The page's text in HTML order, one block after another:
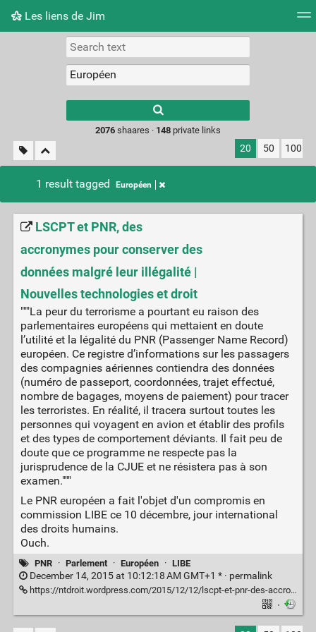
Les liens de Jim
Picture wall
results.
2076shaares · 148private links
20 50 100
1 result tagged Européen
LSCPT et PNR, des
accronymes pour conserver des
données malgré leur illégalité |
Nouvelles technologies et droit
"""La peur du terrorisme a pourtant eu raison des
parlementaires européens qui mettaient en doute
l’utilité et la légalité du PNR (Passenger Name Record)
européen. Ce registre d’informations sur les passagers
des compagnies aériennes contiendra des données
(numéro de passeport, coordonnées, trajet effectué,
nombre de bagages, moyens de paiement) pour tracer
les terroristes. En réalité, il tracera surtout toutes les
personnes qui voyagent en avion et établir des profils
et des types de comportement déviants. Il fait peu de
doute que ce programme ne respecte pas la
jurisprudence de la CJUE et ne résistera pas à son
examen."""
Le PNR européen a fait l'objet d'un compromis en
commission LIBE ce 10 décembre, jour international
des droits humains.
Ouch.
PNR · Parlement · Européen · LIBE
December 14, 2015 at 10:12:18 AM GMT+1 * · permalink
https://ntdroit.wordpress.com/2015/12/12/lscpt-et-pnr-des-accronymes-pour-conserver-des-donnees-malgre-leur-illegalite/
·